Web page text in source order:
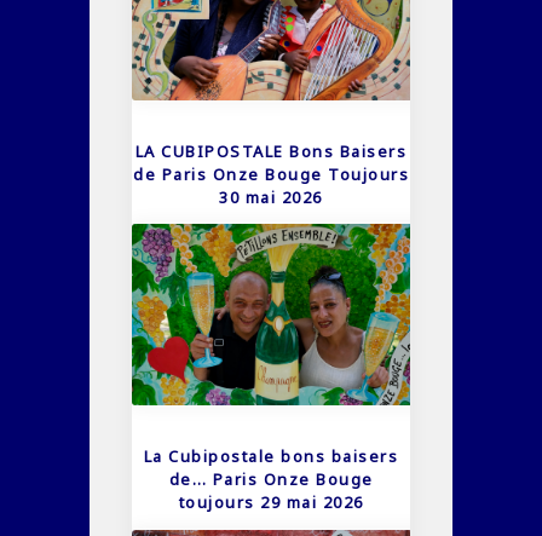
LA CUBIPOSTALE Bons Baisers
de Paris Onze Bouge Toujours
30 mai 2026
La Cubipostale bons baisers
de… Paris Onze Bouge
toujours 29 mai 2026